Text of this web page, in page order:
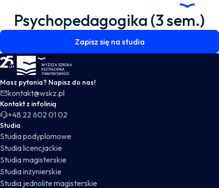
Psychopedagogika (3 sem.)
Zapisz się na studia
WSKZ - strona główna
Masz pytania? Napisz do nas!
kontakt@wskz.pl
Kontakt z infolinią
+48 22 602 01 02
Studia
Studia podyplomowe
Studia licencjackie
Studia magisterskie
Studia inżynierskie
Studia jednolite magisterskie